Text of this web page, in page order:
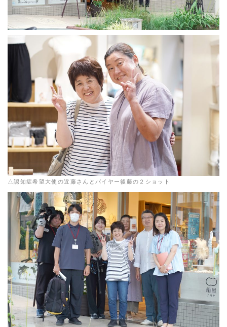
△認知症希望大使の近藤さんとバイヤー後藤の２ショット